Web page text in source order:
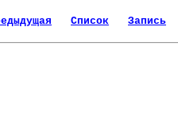
Список Запись